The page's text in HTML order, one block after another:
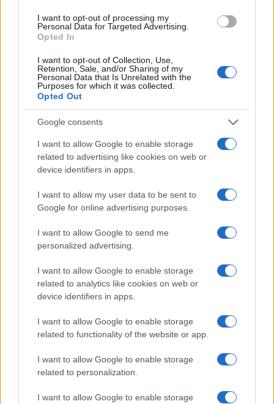
I want to opt-out of processing my
Personal Data for Targeted Advertising.
Opted In
I want to opt-out of Collection, Use,
Retention, Sale, and/or Sharing of my
Personal Data that Is Unrelated with the
Purposes for which it was collected.
Opted Out
Google consents
I want to allow Google to enable storage
related to advertising like cookies on web or
device identifiers in apps.
I want to allow my user data to be sent to
Google for online advertising purposes.
I want to allow Google to send me
personalized advertising.
I want to allow Google to enable storage
related to analytics like cookies on web or
device identifiers in apps.
I want to allow Google to enable storage
related to functionality of the website or app.
I want to allow Google to enable storage
related to personalization.
I want to allow Google to enable storage
FŐCÍM
AJÁNLOTT VIDEÓK
Libernyákok
elemző műsor a baloldal hazugságairól
Küzdőtér
Gerilla Bár